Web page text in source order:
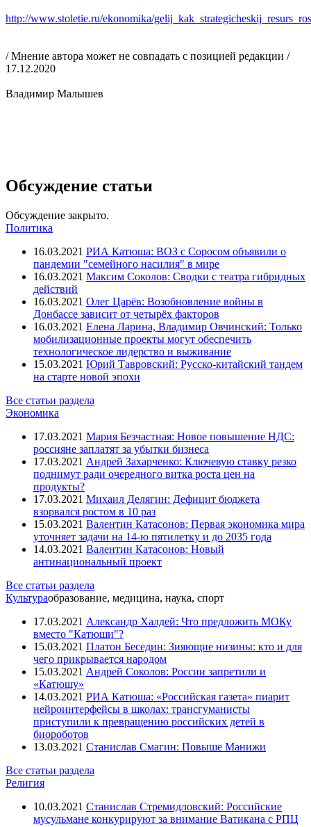
http://www.stoletie.ru/ekonomika/
/ Мнение автора может не совпадать с позицией редакции /
17.12.2020
Владимир Малышев
Обсуждение статьи
Обсуждение закрыто.
Политика
16.03.2021 РИА Катюша: ВОЗ с Соросом объявили о
пандемии "семейного насилия" в мире
16.03.2021 Максим Соколов: Сводки с театра гибридных
действий
16.03.2021 Олег Царёв: Возобновление войны в
Донбассе зависит от четырёх факторов
16.03.2021 Елена Ларина, Владимир Овчинский: Только
мобилизационные проекты могут обеспечить
технологическое лидерство и выживание
15.03.2021 Юрий Тавровский: Русско-китайский тандем
на старте новой эпохи
Все статьи раздела
Экономика
17.03.2021 Мария Безчастная: Новое повышение НДС:
россияне заплатят за убытки бизнеса
17.03.2021 Андрей Захарченко: Ключевую ставку резко
поднимут ради очередного витка роста цен на
продукты?
17.03.2021 Михаил Делягин: Дефицит бюджета
взорвался ростом в 10 раз
15.03.2021 Валентин Катасонов: Первая экономика мира
уточняет задачи на 14-ю пятилетку и до 2035 года
14.03.2021 Валентин Катасонов: Новый
антинациональный проект
Все статьи раздела
Культураобразование, медицина, наука, спорт
17.03.2021 Александр Халдей: Что предложить МОКу
вместо "Катюши"?
15.03.2021 Платон Беседин: Зияющие низины: кто и для
чего прикрывается народом
15.03.2021 Андрей Соколов: России запретили и
«Катюшу»
14.03.2021 РИА Катюша: «Российская газета» пиарит
нейроинтерфейсы в школах: трансгуманисты
приступили к превращению российских детей в
биороботов
13.03.2021 Станислав Смагин: Повыше Манижи
Все статьи раздела
Религия
10.03.2021 Станислав Стремидловский: Российские
мусульмане конкурируют за внимание Ватикана с РПЦ